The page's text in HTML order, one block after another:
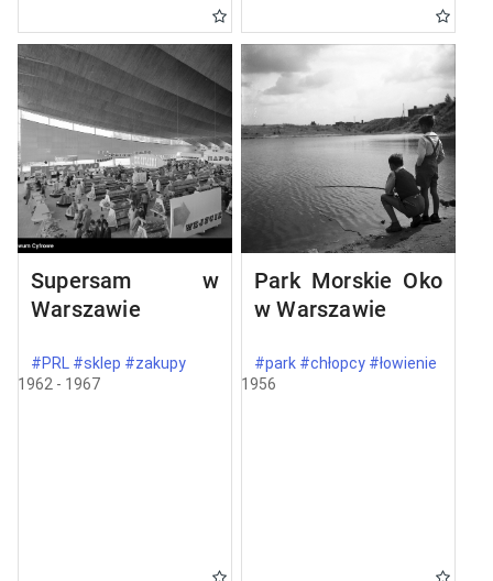
Supersam w
Warszawie
#PRL #sklep #zakupy
1962 - 1967
Park Morskie Oko
w Warszawie
#park #chłopcy #łowienie
1956